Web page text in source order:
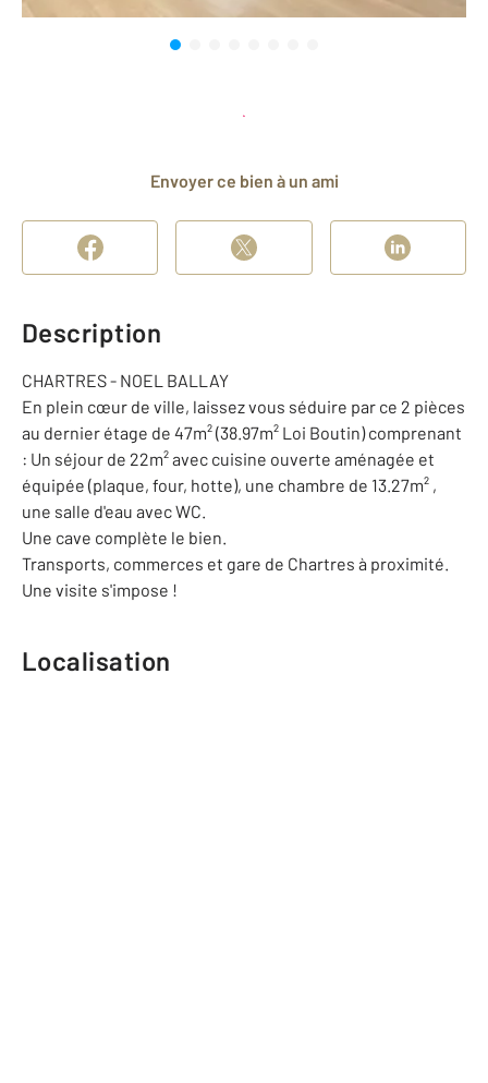
Envoyer ce bien à un ami
Description
CHARTRES - NOEL BALLAY
En plein cœur de ville, laissez vous séduire par ce 2 pièces
au dernier étage de 47m² (38.97m² Loi Boutin) comprenant
: Un séjour de 22m² avec cuisine ouverte aménagée et
équipée (plaque, four, hotte), une chambre de 13.27m² ,
une salle d'eau avec WC.
Une cave complète le bien.
Transports, commerces et gare de Chartres à proximité.
Une visite s'impose !
Localisation